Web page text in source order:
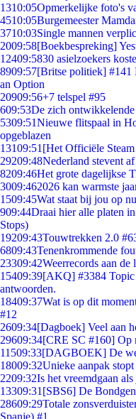
1310:05Opmerkelijke foto's
4510:05Burgemeester
3710:03Single mannen
2009:58[Boekbespreking]
12409:5830 asielzoekers
8909:57[Britse politiek] #141
an Option
20909:56+7 telspel #95
609:53De zich ontwikkelende
5309:51Nieuwe flitspaal in
opgeblazen
13109:51 [Het Officiële
29209:48Nederland stevent
8209:46Het grote dagelijkse
3009:462026 kan warmste
1509:45Wat staat bij jou op
909:44Draai hier alle platen
Stops)
19209:43Touwtrekken 2.0
6809:43Tenenkrommende
23309:42Weerrecords aan de
15409:39[AKQ] #3384 Topic
antwoorden.
18409:37Wat is op dit
#12
2609:34[Dagboek] Veel aan
29609:34[CRE SC #160] Op
11509:33[DAGBOEK] De
18009:32Unieke aanpak
2209:32Is het vreemdgaan
13309:31 [SBS6] De
28609:29Totale
Spanje) #1